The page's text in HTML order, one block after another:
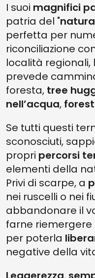
I suoi magnifici
patria del "
perfetta per
riconciliazione
località regionali,
prevede
foresta, tree
nell’acqua,
Se tutti questi
sconosciuti,
propri percorsi
elementi della
Privi di scarpe, a
nei ruscelli o nei
abbandonare il
farne
per poterla
negative della